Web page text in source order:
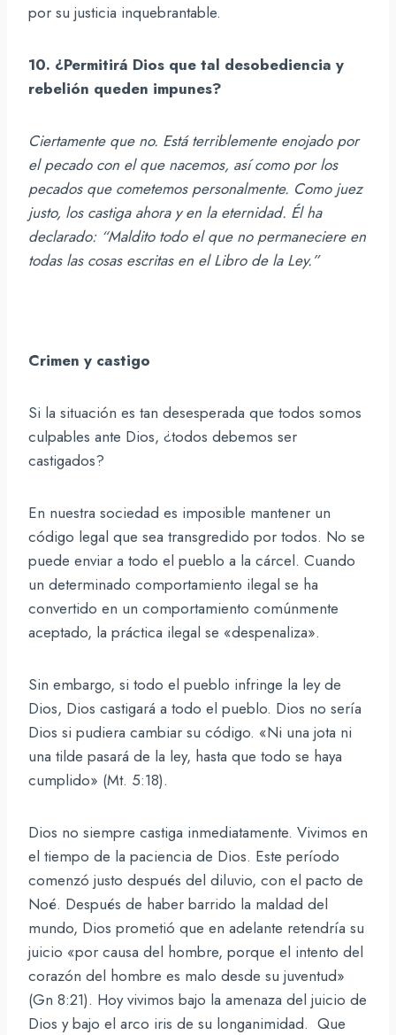
por su justicia inquebrantable.
10. ¿Permitirá Dios que tal desobediencia y
rebelión queden impunes?
Ciertamente que no. Está terriblemente enojado por
el pecado con el que nacemos, así como por los
pecados que cometemos personalmente. Como juez
justo, los castiga ahora y en la eternidad. Él ha
declarado: “Maldito todo el que no permaneciere en
todas las cosas escritas en el Libro de la Ley.”
Crimen y castigo
Si la situación es tan desesperada que todos somos
culpables ante Dios, ¿todos debemos ser
castigados?
En nuestra sociedad es imposible mantener un
código legal que sea transgredido por todos. No se
puede enviar a todo el pueblo a la cárcel. Cuando
un determinado comportamiento ilegal se ha
convertido en un comportamiento comúnmente
aceptado, la práctica ilegal se «despenaliza».
Sin embargo, si todo el pueblo infringe la ley de
Dios, Dios castigará a todo el pueblo. Dios no sería
Dios si pudiera cambiar su código. «Ni una jota ni
una tilde pasará de la ley, hasta que todo se haya
cumplido» (Mt. 5:18).
Dios no siempre castiga inmediatamente. Vivimos en
el tiempo de la paciencia de Dios. Este período
comenzó justo después del diluvio, con el pacto de
Noé. Después de haber barrido la maldad del
mundo, Dios prometió que en adelante retendría su
juicio «por causa del hombre, porque el intento del
corazón del hombre es malo desde su juventud»
(Gn 8:21). Hoy vivimos bajo la amenaza del juicio de
Dios y bajo el arco iris de su longanimidad. Que